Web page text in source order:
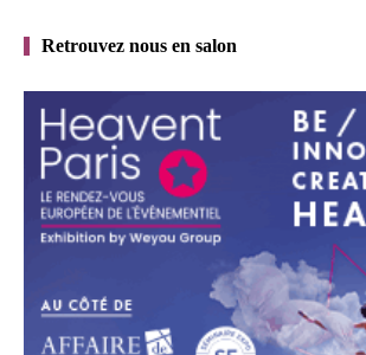
Retrouvez nous en salon